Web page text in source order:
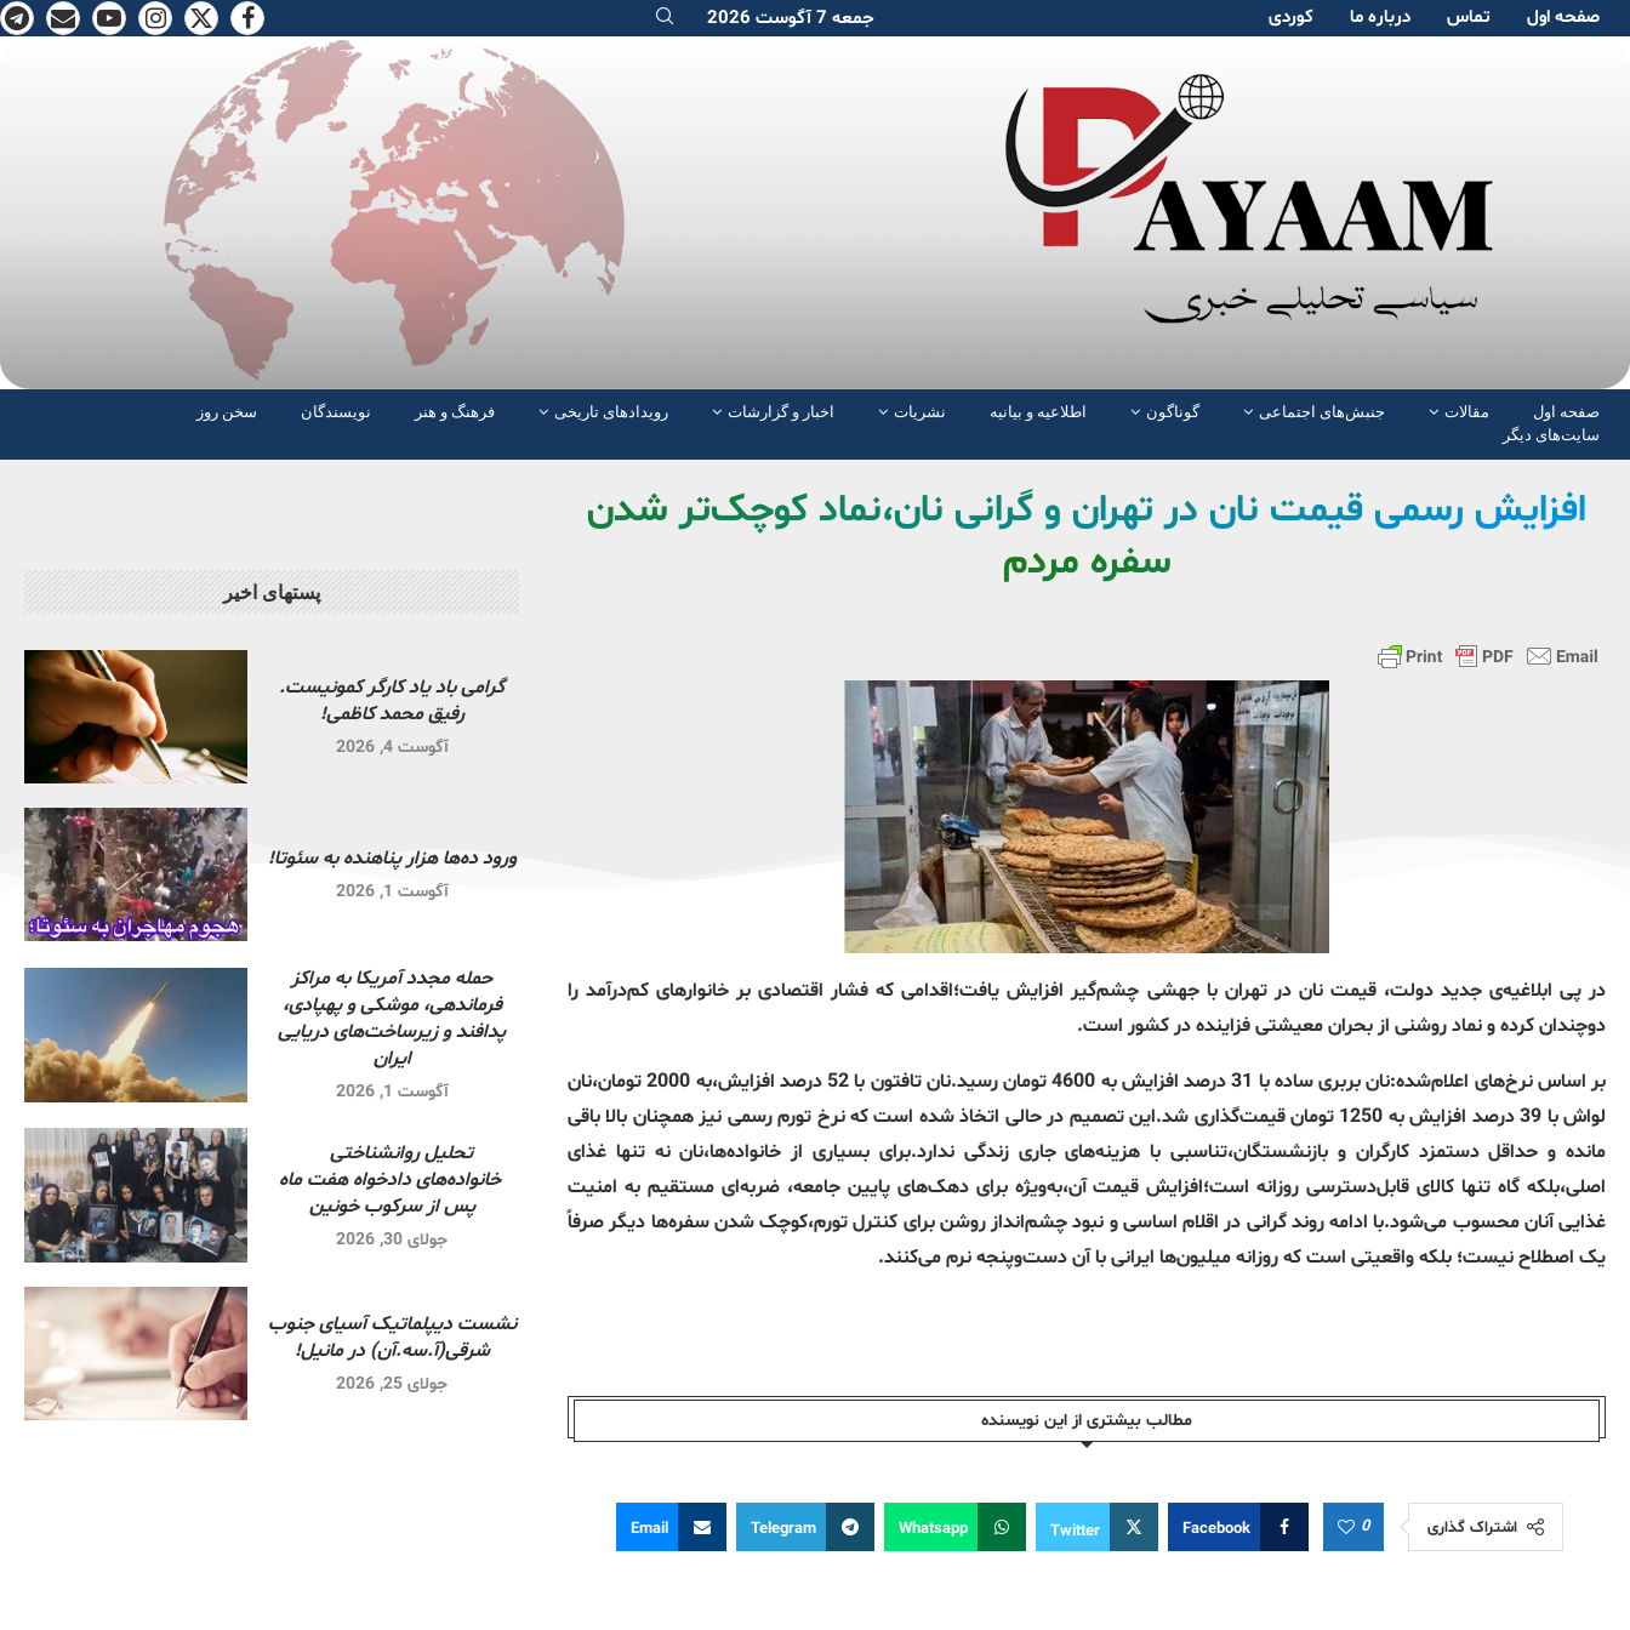
صفحە اول تماس دربارە ما کوردی جمعه 7 آگوست 2026
صفحە اول مقالات جنبش‌های اجتماعی گوناگون اطلاعیه و بیانیه نشریات اخبار و گزارشات رویدادهای تاریخی فرهنگ و هنر نویسندگان
سخن روز
سایت‌های دیگر
افزایش رسمی قیمت نان در تهران و گرانی نان،نماد کوچک‌تر شدن
سفره مردم
در پی ابلاغیه‌ی جدید دولت، قیمت نان در تهران با جهشی چشم‌گیر افزایش یافت؛اقدامی که فشار اقتصادی بر خانوارهای کم‌درآمد را
دوچندان کرده و نماد روشنی از بحران معیشتی فزاینده در کشور است.
بر اساس نرخ‌های اعلام‌شده:نان بربری ساده با 31 درصد افزایش به 4600 تومان رسید.نان تافتون با 52 درصد افزایش،به 2000 تومان،نان
لواش با 39 درصد افزایش به 1250 تومان قیمت‌گذاری شد.این تصمیم در حالی اتخاذ شده است که نرخ تورم رسمی نیز همچنان بالا باقی
مانده و حداقل دستمزد کارگران و بازنشستگان،تناسبی با هزینه‌های جاری زندگی ندارد.برای بسیاری از خانواده‌ها،نان نه تنها غذای
اصلی،بلکه گاه تنها کالای قابل‌دسترسی روزانه است؛افزایش قیمت آن،به‌ویژه برای دهک‌های پایین جامعه، ضربه‌ای مستقیم به امنیت
غذایی آنان محسوب می‌شود.با ادامه روند گرانی در اقلام اساسی و نبود چشم‌انداز روشن برای کنترل تورم،کوچک شدن سفره‌ها دیگر صرفاً
یک اصطلاح نیست؛ بلکه واقعیتی است که روزانه میلیون‌ها ایرانی با آن دست‌وپنجه نرم می‌کنند.
مطالب بیشتری از این نویسندە
اشتراک گذاری 0
Facebook
Twitter
Whatsapp
Telegram
Email
پستهای اخیر
گرامی باد یاد کارگر کمونیست.
رفیق محمد کاظمی!
آگوست 4, 2026
ورود ده‌ها هزار پناهنده به سئوتا!
آگوست 1, 2026
حمله مجدد آمریکا به مراکز
فرماندهی، موشکی و پهپادی،
پدافند و زیرساخت‌های دریایی
ایران
آگوست 1, 2026
تحلیل روانشناختی
خانواده‌های دادخواه هفت ماه
پس از سرکوب خونین
جولای 30, 2026
نشست دیپلماتیک آسیای جنوب
شرقی‌(آ.سه.آن) در مانیل!
جولای 25, 2026